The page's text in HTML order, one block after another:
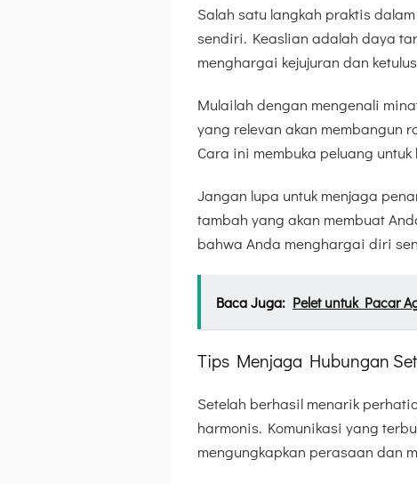
Salah satu langkah praktis
sendiri. Keaslian adalah daya
menghargai kejujuran dan
Mulailah dengan mengenali
yang relevan akan membangun
Cara ini membuka peluang
Jangan lupa untuk menjaga
tambah yang akan membuat
bahwa Anda menghargai diri
Baca Juga: Pelet untuk Pacar
Tips Menjaga Hubungan
Setelah berhasil menarik
harmonis. Komunikasi yang
mengungkapkan perasaan dan